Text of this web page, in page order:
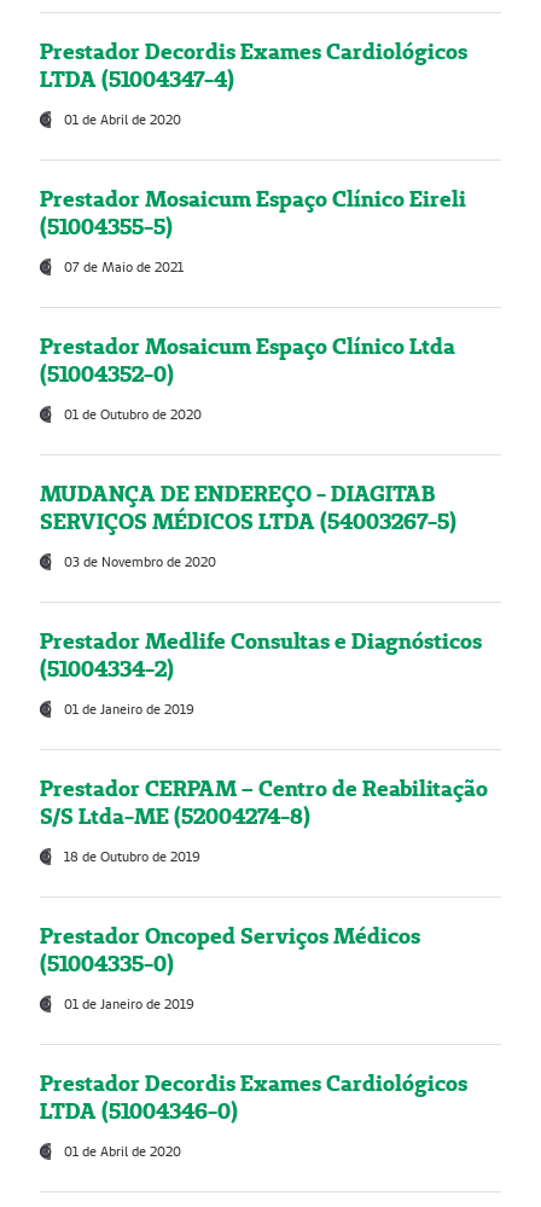
Prestador Decordis Exames Cardiológicos
LTDA (51004347-4)
01 de Abril de 2020
Prestador Mosaicum Espaço Clínico Eireli
(51004355-5)
07 de Maio de 2021
Prestador Mosaicum Espaço Clínico Ltda
(51004352-0)
01 de Outubro de 2020
MUDANÇA DE ENDEREÇO - DIAGITAB
SERVIÇOS MÉDICOS LTDA (54003267-5)
03 de Novembro de 2020
Prestador Medlife Consultas e Diagnósticos
(51004334-2)
01 de Janeiro de 2019
Prestador CERPAM – Centro de Reabilitação
S/S Ltda-ME (52004274-8)
18 de Outubro de 2019
Prestador Oncoped Serviços Médicos
(51004335-0)
01 de Janeiro de 2019
Prestador Decordis Exames Cardiológicos
LTDA (51004346-0)
01 de Abril de 2020